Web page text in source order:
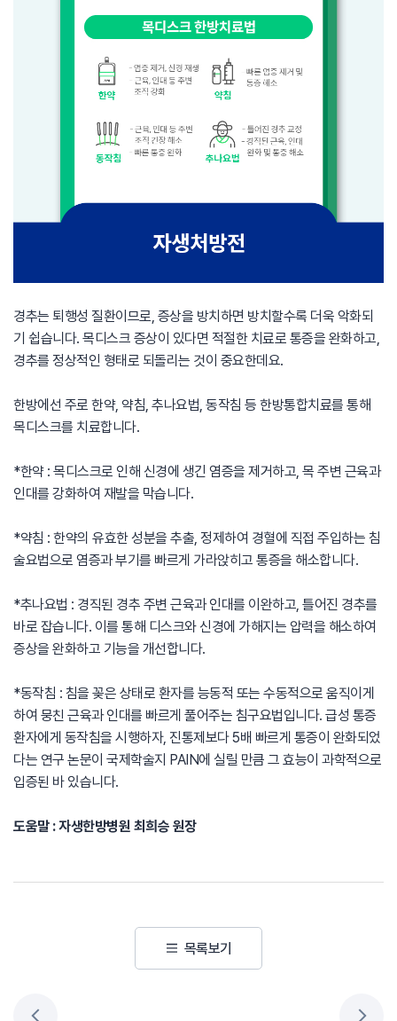
경추는 퇴행성 질환이므로, 증상을 방치하면 방치할수록 더욱 악화되
기 쉽습니다. 목디스크 증상이 있다면 적절한 치료로 통증을 완화하고,
경추를 정상적인 형태로 되돌리는 것이 중요한데요.
한방에선 주로 한약, 약침, 추나요법, 동작침 등 한방통합치료를 통해
목디스크를 치료합니다.
*한약 : 목디스크로 인해 신경에 생긴 염증을 제거하고, 목 주변 근육과
인대를 강화하여 재발을 막습니다.
*약침 : 한약의 유효한 성분을 추출, 정제하여 경혈에 직접 주입하는 침
술요법으로 염증과 부기를 빠르게 가라앉히고 통증을 해소합니다.
*추나요법 : 경직된 경추 주변 근육과 인대를 이완하고, 틀어진 경추를
바로 잡습니다. 이를 통해 디스크와 신경에 가해지는 압력을 해소하여
증상을 완화하고 기능을 개선합니다.
*동작침 : 침을 꽂은 상태로 환자를 능동적 또는 수동적으로 움직이게
하여 뭉친 근육과 인대를 빠르게 풀어주는 침구요법입니다. 급성 통증
환자에게 동작침을 시행하자, 진통제보다 5배 빠르게 통증이 완화되었
다는 연구 논문이 국제학술지 PAIN에 실릴 만큼 그 효능이 과학적으로
입증된 바 있습니다.
도움말 : 자생한방병원 최희승 원장
목록보기